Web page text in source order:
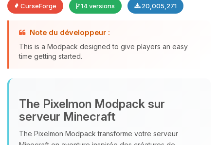
CurseForge 14 versions 20,005,271
Note du développeur :
This is a Modpack designed to give players an easy
time getting started.
The Pixelmon Modpack sur
serveur Minecraft
The Pixelmon Modpack transforme votre serveur
Youpi, enfin quelqu’un pour me
parler ! Moi c’est Choupy, ton petit
assistant BoxToPlay. Dis-moi ce dont
tu as besoin et je vais remuer mes
petits circuits pour t’aider.